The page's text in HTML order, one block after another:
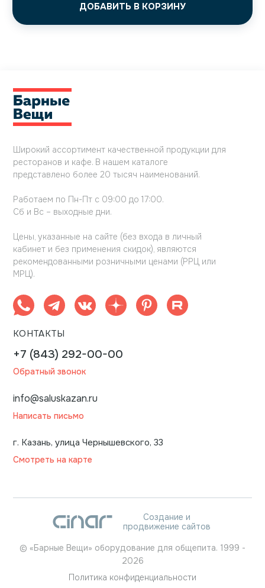
ДОБАВИТЬ В КОРЗИНУ
Широкий ассортимент качественной продукции для
ресторанов и кафе. В нашем каталоге
представлено более 20 тысяч наименований.
Работаем по Пн-Пт с 09:00 до 17:00.
Сб и Вс – выходные дни.
Цены, указанные на сайте (без входа в личный
кабинет и без применения скидок), являются
рекомендованными розничными ценами (РРЦ или
МРЦ).
КОНТАКТЫ
+7 (843) 292-00-00
Обратный звонок
info@saluskazan.ru
Написать письмо
г. Казань, улица Чернышевского, 33
Смотреть на карте
Создание и
продвижение сайтов
© «Барные Вещи» оборудование для общепита. 1999 -
2026
Политика конфиденциальности